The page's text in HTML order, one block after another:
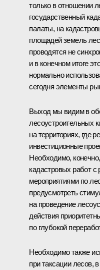
только в отношении
государственный
палаты, на
площадей земель
проводятся не
и в конечном итоге
нормально
сегодня элементы
Выход мы видим в
лесоустроительных
на территориях, где
инвестиционные
Необходимо,
кадастровых работ
мероприятиями по
предусмотреть
на проведение
действия
по глубокой
Необходимо также
при таксации лесов,